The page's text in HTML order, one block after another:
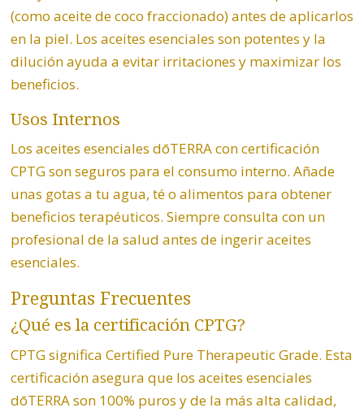
(como aceite de coco fraccionado) antes de aplicarlos
en la piel. Los aceites esenciales son potentes y la
dilución ayuda a evitar irritaciones y maximizar los
beneficios.
Usos Internos
Los aceites esenciales dōTERRA con certificación
CPTG son seguros para el consumo interno. Añade
unas gotas a tu agua, té o alimentos para obtener
beneficios terapéuticos. Siempre consulta con un
profesional de la salud antes de ingerir aceites
esenciales.
Preguntas Frecuentes
¿Qué es la certificación CPTG?
CPTG significa Certified Pure Therapeutic Grade. Esta
certificación asegura que los aceites esenciales
dōTERRA son 100% puros y de la más alta calidad,